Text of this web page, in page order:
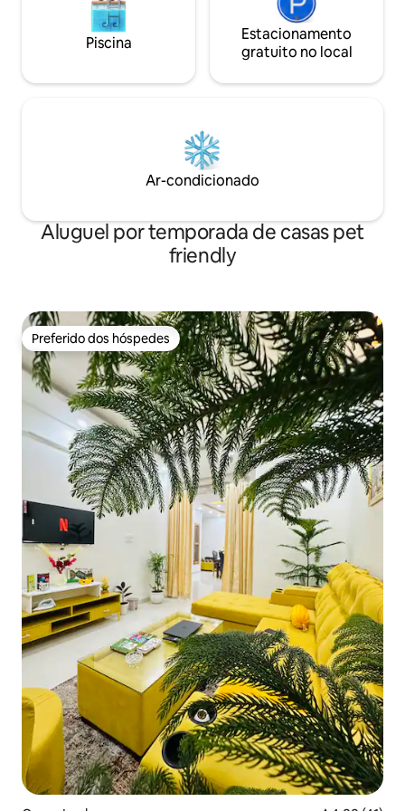
Piscina
Estacionamento
gratuito no local
Ar-condicionado
Aluguel por temporada de casas pet
friendly
Preferido dos hóspedes
Preferido dos hóspedes